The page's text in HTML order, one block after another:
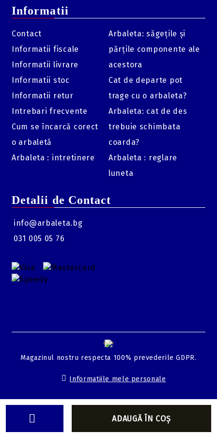
AlegeExcalibur Mag MAX,arbaleta compactăcu
pregătit pentru orice vânătoare cu aceastăarbaletă
Informatii
Contact
Informatii fiscale
Informatii livrare
Informatii stoc
Informatii retur
Intrebari frecvente
Cum se încarcă corect
o arbaletă
Arbaleta : intretinere
Arbaleta: săgețile și
părțile componente ale
acestora
Cat de departe pot
trage cu o arbaleta?
Arbaleta: cat de des
trebuie schimbata
coarda?
Arbaleta : reglare
luneta
Detalii de Contact
info@arbaleta.bg
031 005 05 76
GDPR
Magazinul nostru respecta 100% prevederile GDPR.
Informatiile mele personale
Solutie comert electronic Seliton